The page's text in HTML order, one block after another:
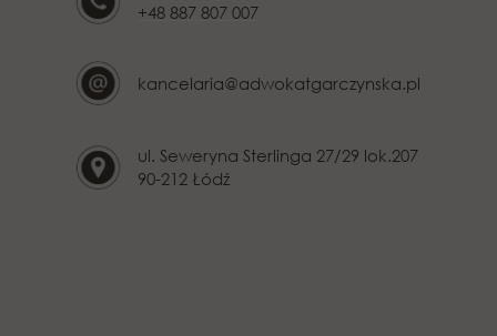
ul. Seweryna Sterlinga 27/29 lok.207
90-212 Łódź
kancelaria@adwokatgarczynska.pl
+48 887 807 007